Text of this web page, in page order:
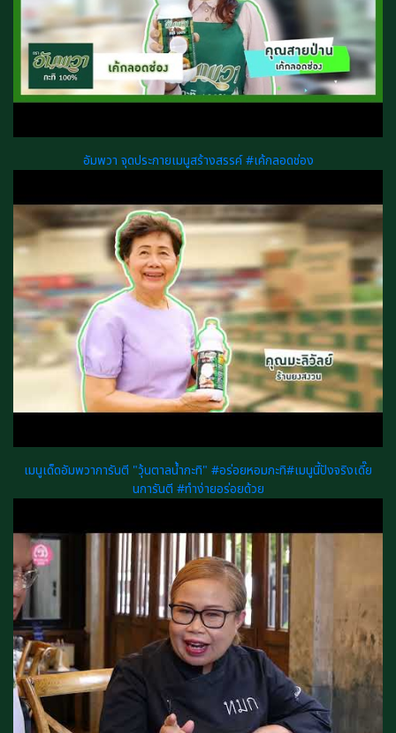
อัมพวา จุดประกายเมนูสร้างสรรค์ #เค้กลอดช่อง
เมนูเด็ดอัมพวาการันตี "วุ้นตาลน้ำกะทิ" #อร่อยหอมกะทิ#เมนูนี้ปังจริงเดี๊ย
นการันตี #ทำง่ายอร่อยด้วย